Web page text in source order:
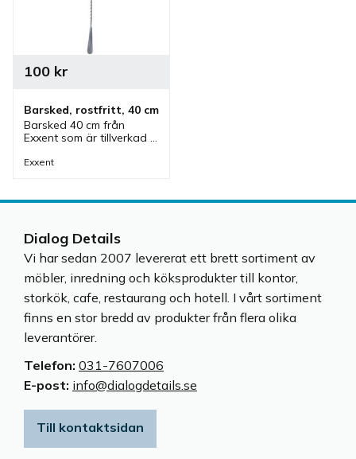
Barsked, rostfritt, 40 cm
Barsked 40 cm från
Exxent som är tillverkad
barsked som gör det
100kr
Exxent
Dialog Details
Vi har sedan 2007 levererat ett brett sortiment av
möbler, inredning och köksprodukter till kontor,
storkök, cafe, restaurang och hotell. I vårt sortiment
finns en stor bredd av produkter från flera olika
leverantörer.
Telefon: 031-7607006
E-post: info@dialogdetails.se
Till kontaktsidan